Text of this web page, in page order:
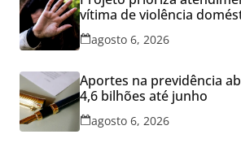
vítima de violência
agosto 6, 2026
Aportes na previdência
4,6 bilhões até junho
agosto 6, 2026